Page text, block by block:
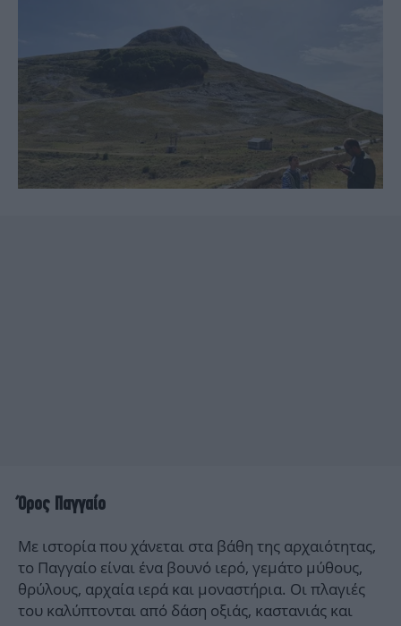
Όρος Παγγαίο
Με ιστορία που χάνεται στα βάθη της αρχαιότητας,
το Παγγαίο είναι ένα βουνό ιερό, γεμάτο μύθους,
θρύλους, αρχαία ιερά και μοναστήρια. Οι πλαγιές
του καλύπτονται από δάση οξιάς, καστανιάς και